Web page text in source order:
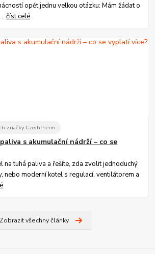
opět jednu velkou otázku: Mám žádat o
číst celé
značky Czechtherm
s akumulační nádrží – co se
na tuhá paliva a řešíte, zda zvolit jednoduchý
nebo moderní kotel s regulací, ventilátorem a
Zobrazit všechny články